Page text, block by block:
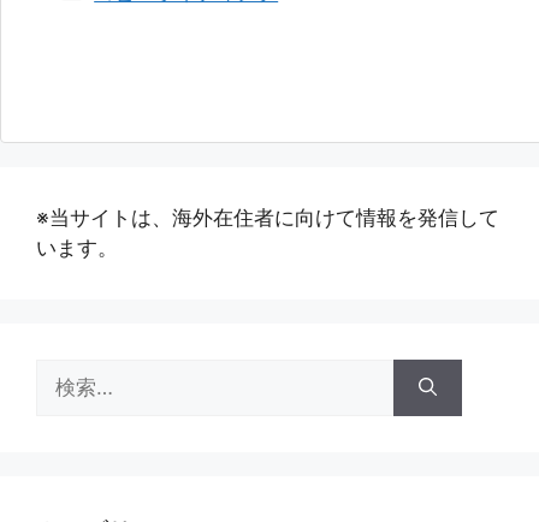
※当サイトは、海外在住者に向けて情報を発信して
います。
索: